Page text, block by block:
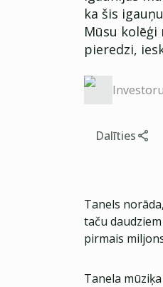
ka šis
Mūsu
pieredzi,
Dalīties
Tanels
taču
pirmais
Tanela